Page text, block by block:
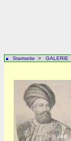
Startseite > GALERIE